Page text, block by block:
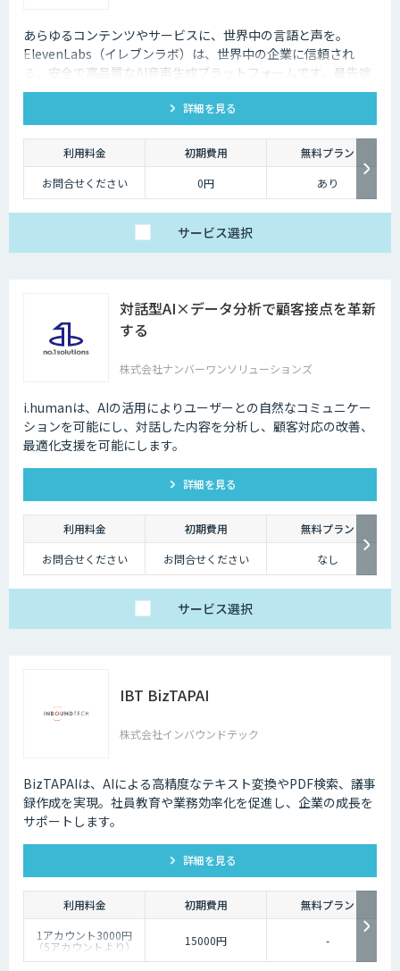
あらゆるコンテンツやサービスに、世界中の言語と声を。
ElevenLabs（イレブンラボ）は、世界中の企業に信頼され
る、安全で高品質なAI音声生成プラットフォームです。最先端
の技術で自然な音声を生成し、多言語対応やボイスクローニン
グ機能も、悪用を防ぐ倫理的ガードレールの中で提供します。
詳細を見る
利用料金 初期費用
無料プラン
お問合せください
0円 あり
サービス選択
対話型AI×データ分析で顧客接点を革新
する
株式会社ナンバーワンソリューションズ
i.humanは、AIの活用によりユーザーとの自然なコミュニケー
ションを可能にし、対話した内容を分析し、顧客対応の改善、
最適化支援を可能にします。
詳細を見る
利用料金 初期費用
無料プラン
お問合せください
お問合せください なし
サービス選択
IBT BizTAPAI
株式会社インバウンドテック
BizTAPAIは、AIによる高精度なテキスト変換やPDF検索、議事
録作成を実現。社員教育や業務効率化を促進し、企業の成長を
サポートします。
詳細を見る
利用料金 初期費用
無料プラン
1アカウント3000円
（5アカウントより） 15000円 -